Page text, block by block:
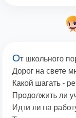
От школьного
Дорог на свете
Какой шагать -
Продолжить ли
Идти ли на